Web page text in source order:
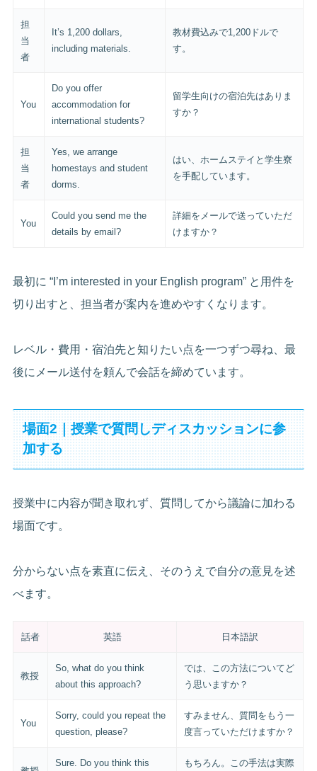
担
当
者
It’s 1,200 dollars,
including materials.
教材費込みで1,200ドルで
す。
You
Do you offer
accommodation for
international students?
留学生向けの宿泊先はありま
すか？
担
当
者
Yes, we arrange
homestays and student
dorms.
はい、ホームステイと学生寮
を手配しています。
You
Could you send me the
details by email?
詳細をメールで送っていただ
けますか？
最初に “I’m interested in your English program” と用件を
切り出すと、担当者が案内を進めやすくなります。
レベル・費用・宿泊先と知りたい点を一つずつ尋ね、最
後にメール送付を頼んで会話を締めています。
場面2｜授業で質問しディスカッションに参
加する
授業中に内容が聞き取れず、質問してから議論に加わる
場面です。
分からない点を素直に伝え、そのうえで自分の意見を述
べます。
話者 英語 日本語訳
教授
So, what do you think
about this approach?
では、この方法についてど
う思いますか？
You
Sorry, could you repeat the
question, please?
すみません、質問をもう一
度言っていただけますか？
Sure. Do you think this もちろん。この手法は実際